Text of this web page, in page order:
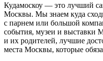
Кудамоскоу — это лучший
Москвы. Мы знаем куда
с парнем или большой
события, музеи и выставки
и их родителей, лучшие
места Москвы, которые